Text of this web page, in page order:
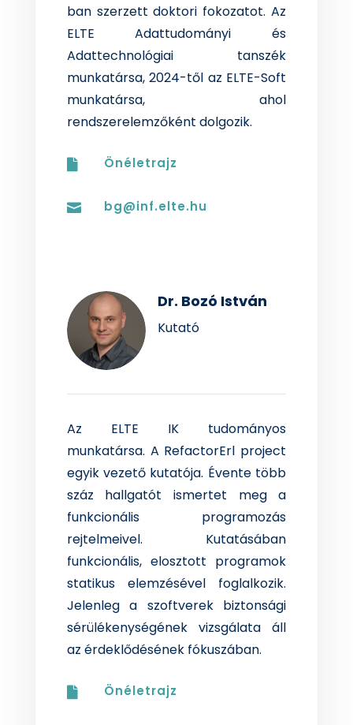
ban szerzett doktori fokozatot. Az
ELTE Adattudományi és
Adattechnológiai tanszék
munkatársa, 2024-től az ELTE-Soft
munkatársa, ahol
rendszerelemzőként dolgozik.
 Önéletrajz
 bg@inf.elte.hu
Dr. Bozó István
Kutató
Az ELTE IK tudományos
munkatársa. A RefactorErl project
egyik vezető kutatója. Évente több
száz hallgatót ismertet meg a
funkcionális programozás
rejtelmeivel. Kutatásában
funkcionális, elosztott programok
statikus elemzésével foglalkozik.
Jelenleg a szoftverek biztonsági
sérülékenységének vizsgálata áll
az érdeklődésének fókuszában.
 Önéletrajz